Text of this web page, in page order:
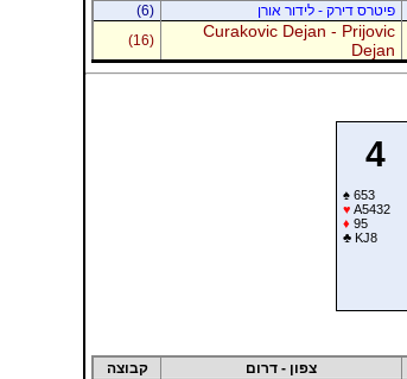
פיטרס דירק - לידור אורן
(6)
Curakovic Dejan - Prijovic
Dejan
(16)
4
♠653
♥ A5432
♦ 95
♣KJ8
צפון - דרום קבוצה